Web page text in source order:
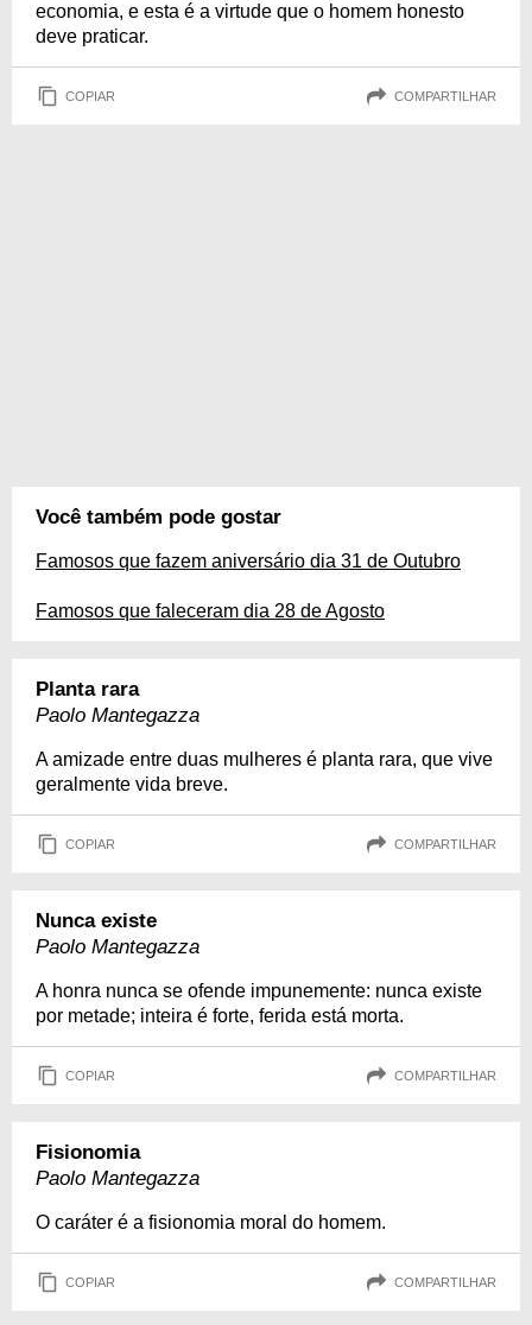
economia, e esta é a virtude que o homem honesto
deve praticar.
COPIAR COMPARTILHAR
Você também pode gostar
Famosos que fazem aniversário dia 31 de Outubro
Famosos que faleceram dia 28 de Agosto
Planta rara
Paolo Mantegazza
A amizade entre duas mulheres é planta rara, que vive
geralmente vida breve.
COPIAR COMPARTILHAR
Nunca existe
Paolo Mantegazza
A honra nunca se ofende impunemente: nunca existe
por metade; inteira é forte, ferida está morta.
COPIAR COMPARTILHAR
Fisionomia
Paolo Mantegazza
O caráter é a fisionomia moral do homem.
COPIAR COMPARTILHAR